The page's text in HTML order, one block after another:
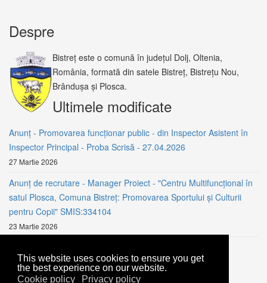
This website uses cookies to ensure you get
the best experience on our website.
Cookie policy
Privacy policy
Despre
Bistreț este o comună în județul Dolj, Oltenia,
România, formată din satele Bistreț, Bistrețu Nou,
Brândușa și Plosca.
Ultimele modificate
Anunț - Promovarea funcționar public - din Inspector Asistent în
Inspector Principal - Proba Scrisă - 27.04.2026
27 Martie 2026
Anunț de recrutare - Manager Proiect - "Centru Multifuncțional în
satul Plosca, Comuna Bistreț: Promovarea Sportului și Culturii
pentru Copii" SMIS:334104
23 Martie 2026
DUNĂRE
24 Februarie 2026